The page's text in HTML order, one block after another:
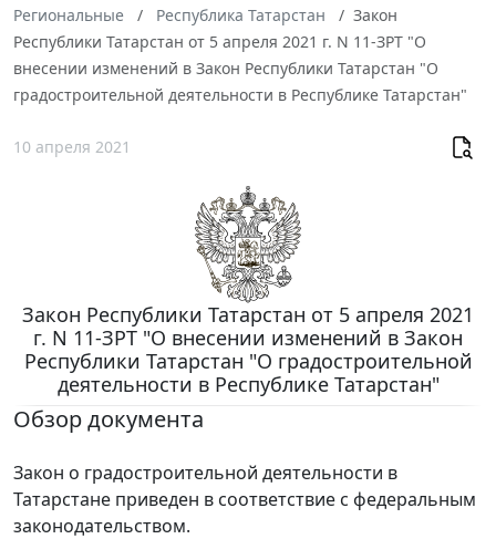
Региональные
Республика Татарстан
Закон
Республики Татарстан от 5 апреля 2021 г. N 11-ЗРТ "О
внесении изменений в Закон Республики Татарстан "О
градостроительной деятельности в Республике Татарстан"
10 апреля 2021
Закон Республики Татарстан от 5 апреля 2021
г. N 11-ЗРТ "О внесении изменений в Закон
Республики Татарстан "О градостроительной
деятельности в Республике Татарстан"
Обзор документа
Закон о градостроительной деятельности в
Татарстане приведен в соответствие с федеральным
законодательством.